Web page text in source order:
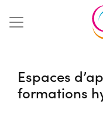
Espaces
formations